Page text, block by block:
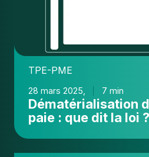
dit
la
TPE-PME
28 mars 2025, 7 min
Dématérialisation
paie : que dit la loi ?